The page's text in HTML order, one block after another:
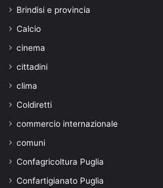
Brindisi e provincia
Calcio
cinema
cittadini
clima
Coldiretti
commercio internazionale
comuni
Confagricoltura Puglia
Confartigianato Puglia